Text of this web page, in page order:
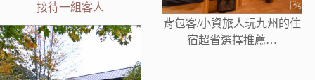
接待一組客人
背包客/小資旅人玩九州的住
宿超省選擇推薦…